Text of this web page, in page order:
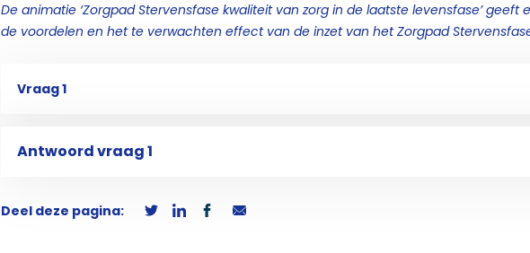
De animatie ‘Zorgpad Stervensfase kwaliteit van zorg in de laatste levensfase’ geeft
de voordelen en het te verwachten effect van de inzet van het Zorgpad
Vraag 1
Antwoord vraag 1
Deel deze pagina: